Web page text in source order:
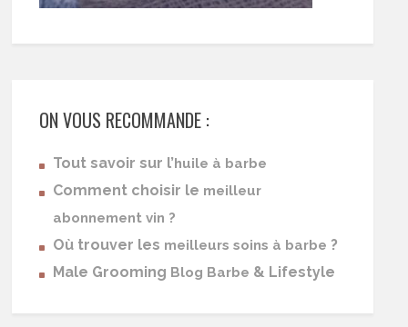
ON VOUS RECOMMANDE :
Tout savoir sur l’huile à barbe
Comment choisir le meilleur
abonnement vin ?
Où trouver les meilleurs soins à barbe ?
Male Grooming Blog Barbe & Lifestyle